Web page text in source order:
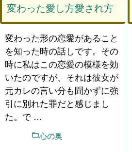
変わった愛し方愛され方
変わった形の恋愛があること
を知った時の話しです。その
時に私はこの恋愛の模様を効
いたのですが、それは彼女が
元カレの言い分も聞かずに強
引に別れた罪だと感じまし
た。で …
心の奥